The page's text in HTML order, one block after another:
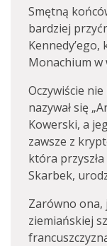
Smętną
bardziej
Monachium w
Oczywiście
nazywał się
Kowerski, a
zawsze z
która
Skarbek,
Zarówno ona,
ziemiańskiej